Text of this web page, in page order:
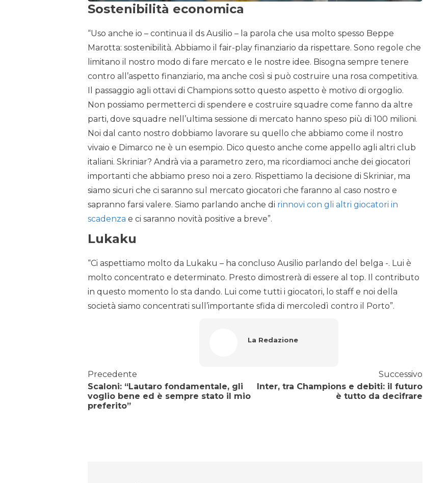
Sostenibilità economica
“Uso anche io – continua il ds Ausilio – la parola che usa molto spesso Beppe
Marotta: sostenibilità. Abbiamo il fair-play finanziario da rispettare. Sono regole che
limitano il nostro modo di fare mercato e le nostre idee. Bisogna sempre tenere
contro all’aspetto finanziario, ma anche così si può costruire una rosa competitiva.
Il passaggio agli ottavi di Champions sotto questo aspetto è motivo di orgoglio.
Non possiamo permetterci di spendere e costruire squadre come fanno da altre
parti, dove squadre nell’ultima sessione di mercato hanno speso più di 100 milioni.
Noi dal canto nostro dobbiamo lavorare su quello che abbiamo come il nostro
vivaio e Dimarco ne è un esempio. Dico questo anche come appello agli altri club
italiani. Skriniar? Andrà via a parametro zero, ma ricordiamoci anche dei giocatori
importanti che abbiamo preso noi a zero. Rispettiamo la decisione di Skriniar, ma
siamo sicuri che ci saranno sul mercato giocatori che faranno al caso nostro e
sapranno farsi valere. Siamo parlando anche di rinnovi con gli altri giocatori in
scadenza e ci saranno novità positive a breve”.
Lukaku
“Ci aspettiamo molto da Lukaku – ha concluso Ausilio parlando del belga -. Lui è
molto concentrato e determinato. Presto dimostrerà di essere al top. Il contributo
in questo momento lo sta dando. Lui come tutti i giocatori, lo staff e noi della
società siamo concentrati sull’importante sfida di mercoledì contro il Porto”.
La Redazione
Precedente
Scaloni: “Lautaro fondamentale, gli
voglio bene ed è sempre stato il mio
preferito”
Successivo
Inter, tra Champions e debiti: il futuro
è tutto da decifrare